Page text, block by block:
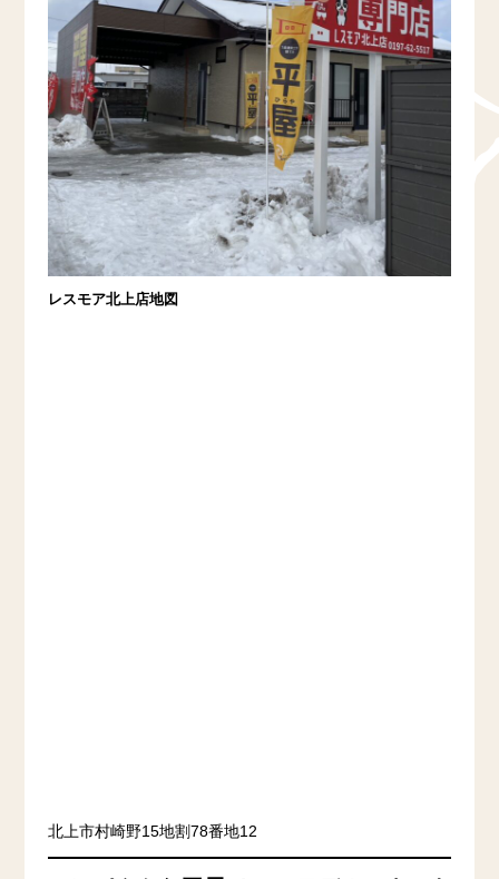
レスモア北上店地図
北上市村崎野15地割78番地12